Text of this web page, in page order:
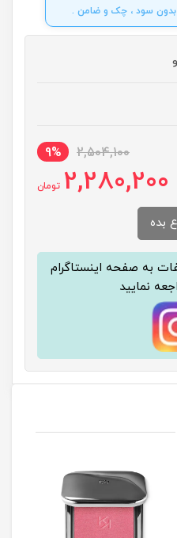
2,504,100
9%
2,280,200 تومان
به صفحه اینستاگرام
نمایید